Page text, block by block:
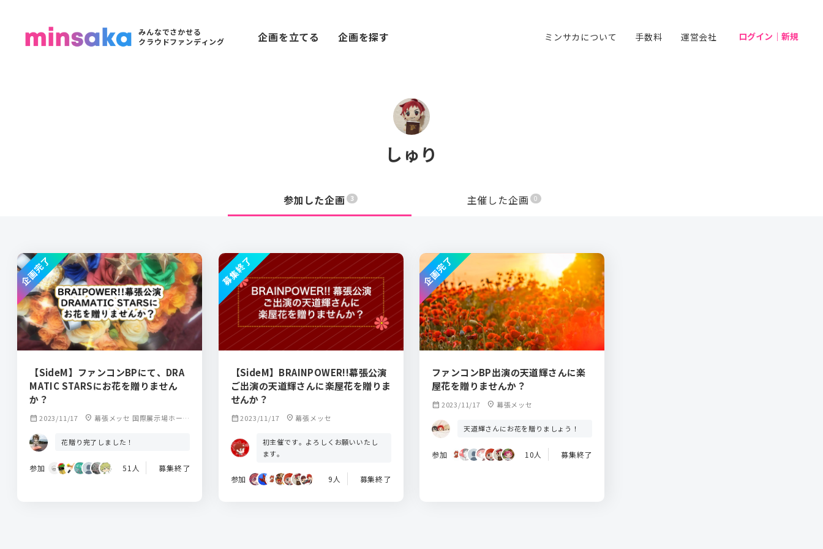
みんなでさかせる
クラウドファンディング
企画を立てる 企画を探す ミンサカについて 手数料 運営会社 ログイン｜新規
しゅり
参加した企画 3 主催した企画 0
【SideM】ファンコンBPにて、DRA
MATIC STARSにお花を贈りません
か？
calendar_month 2023/11/17 location_on 幕張メッセ 国際展示場ホール
花贈り完了しました！
参加 51人 募集終了
企画完了
【SideM】BRAINPOWER!!幕張公演
ご出演の天道輝さんに楽屋花を贈りま
せんか？
calendar_month2023/11/17 location_on 幕張メッセ
初主催です。よろしくお願いいたし
ます。
参加 9人 募集終了
募集終了
ファンコンBP出演の天道輝さんに楽
屋花を贈りませんか？
calendar_month 2023/11/17 location_on 幕張メッセ
天道輝さんにお花を贈りましょう！
参加 10人 募集終了
企画完了